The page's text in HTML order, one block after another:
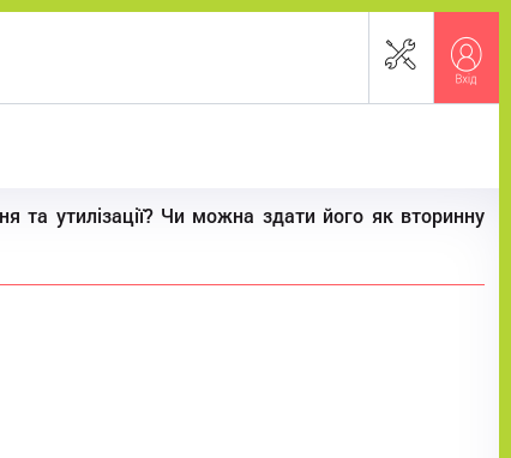
та утилізації? Чи можна здати його як вторинну